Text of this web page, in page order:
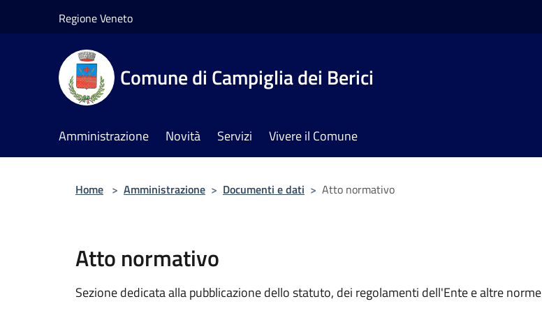
Regione Veneto
Comune di Campiglia dei Berici
Amministrazione Novità Servizi Vivere il Comune
Home > Amministrazione > Documenti e dati > Atto normativo
Atto normativo
Sezione dedicata alla pubblicazione dello statuto, dei regolamenti dell'Ente e altre norme